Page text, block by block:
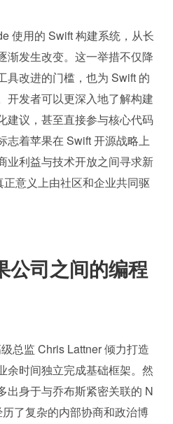
使用的 Swift 构建系统，从长
渐发生改变。这一举措不仅降
具改进的门槛，也为 Swift 的
开发者可以更深入地了解构建
建议，甚至直接参与核心代码
志着苹果在 Swift 开源战略上
业利益与技术开放之间寻求新
意义上由社区和企业共同驱
公司之间的编程
总监 Chris Lattner 倾力打造
余时间独立完成基础框架。然
出身于与乔布斯紧密关联的 N
了复杂的内部协商和政治博